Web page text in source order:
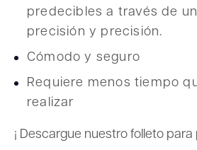
predecibles a través de
precisión y precisión.
Cómodo y seguro
Requiere menos tiempo
realizar
¡ Descargue nuestro folleto